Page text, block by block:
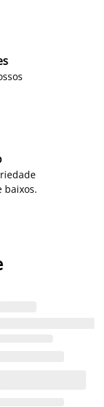
baixos.